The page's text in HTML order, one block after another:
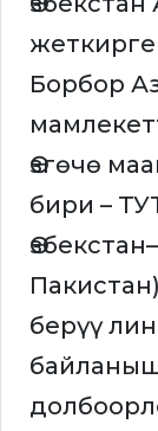
Борбор
Өзгөчө
бири –
берүү